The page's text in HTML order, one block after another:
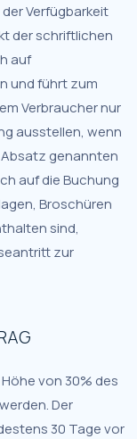
Verfügbarkeit
der schriftlichen
auf
und führt zum
Verbraucher nur
ausstellen, wenn
genannten
auf die Buchung
Broschüren
sind,
zur
von 30% des
Der
30 Tage vor